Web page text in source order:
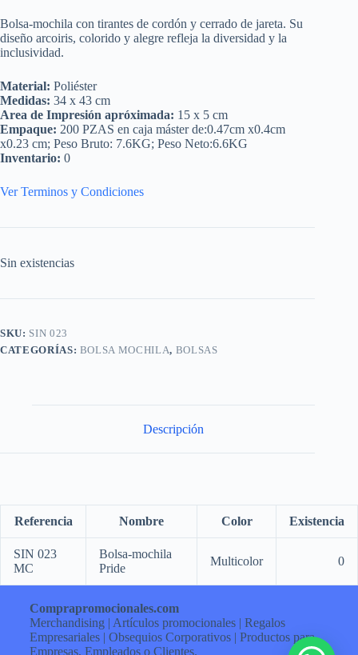
Bolsa-mochila con tirantes de cordón y cerrado de jareta. Su
diseño arcoiris, colorido y alegre refleja la diversidad y la
inclusividad.
Material: Poliéster
Medidas: 34 x 43 cm
Area de Impresión apróximada: 15 x 5 cm
Empaque: 200 PZAS en caja máster de:0.47cm x0.4cm
x0.23 cm; Peso Bruto: 7.6KG; Peso Neto:6.6KG
Inventario: 0
Ver Terminos y Condiciones
Sin existencias
SKU: SIN 023
CATEGORÍAS: BOLSA MOCHILA, BOLSAS
Descripción
Referencia Nombre Color Existencia
SIN 023
MC
Bolsa-mochila
Pride
Multicolor 0
Comprapromocionales.com
Merchandising | Artículos promocionales | Regalos
Empresariales | Obsequios Corporativos | Productos para
Empresas, Empleados o Clientes.